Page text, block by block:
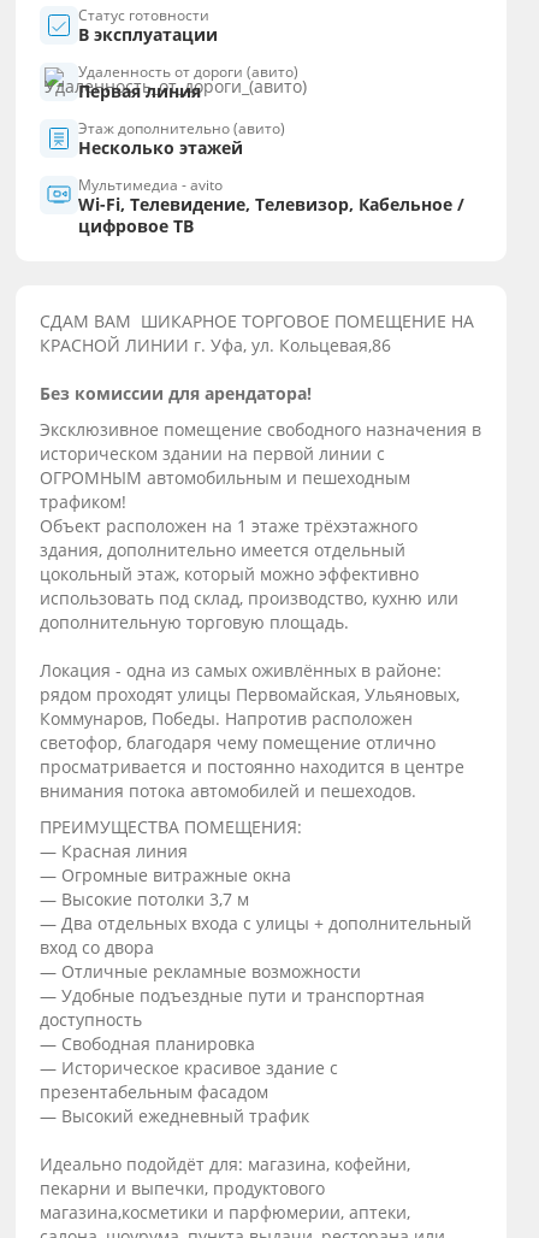
Статус готовности
В эксплуатации
Удаленность от дороги (авито)
Первая линия
Этаж дополнительно (авито)
Несколько этажей
Мультимедиа - avito
Wi-Fi, Телевидение, Телевизор, Кабельное /
цифровое ТВ
СДАМ ВАМ ШИКАРНОЕ ТОРГОВОЕ ПОМЕЩЕНИЕ НА
КРАСНОЙ ЛИНИИ г. Уфа, ул. Кольцевая,86
Без комиссии для арендатора!
Эксклюзивное помещение свободного назначения в
историческом здании на первой линии с
ОГРОМНЫМ автомобильным и пешеходным
трафиком!
Объект расположен на 1 этаже трёхэтажного
здания, дополнительно имеется отдельный
цокольный этаж, который можно эффективно
использовать под склад, производство, кухню или
дополнительную торговую площадь.
Локация - одна из самых оживлённых в районе:
рядом проходят улицы Первомайская, Ульяновых,
Коммунаров, Победы. Напротив расположен
светофор, благодаря чему помещение отлично
просматривается и постоянно находится в центре
внимания потока автомобилей и пешеходов.
ПРЕИМУЩЕСТВА ПОМЕЩЕНИЯ:
— Красная линия
— Огромные витражные окна
— Высокие потолки 3,7 м
— Два отдельных входа с улицы + дополнительный
вход со двора
— Отличные рекламные возможности
— Удобные подъездные пути и транспортная
доступность
— Свободная планировка
— Историческое красивое здание с
презентабельным фасадом
— Высокий ежедневный трафик
Идеально подойдёт для: магазина, кофейни,
пекарни и выпечки, продуктового
магазина,косметики и парфюмерии, аптеки,